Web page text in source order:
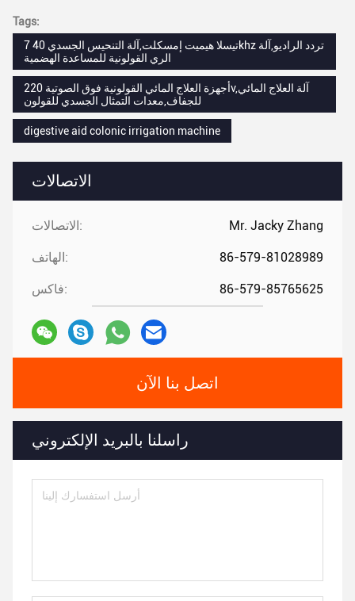
الاتصالات
الاتصالات: Mr. Jacky Zhang
الهاتف: 86-579-81028989
فاكس: 86-579-85765625
اتصل بنا الآن
راسلنا بالبريد الإلكتروني
Tags:
7 تيسلا هيميت إمسكلت,آلة التنحيس الجسدي 40khz تردد الراديو,آلة
الري القولونية للمساعدة الهضمية
أجهزة العلاج المائي القولونية فوق الصوتية 220v,آلة العلاج المائي
للجفاف,معدات التمثال الجسدي للقولون
digestive aid colonic irrigation machine